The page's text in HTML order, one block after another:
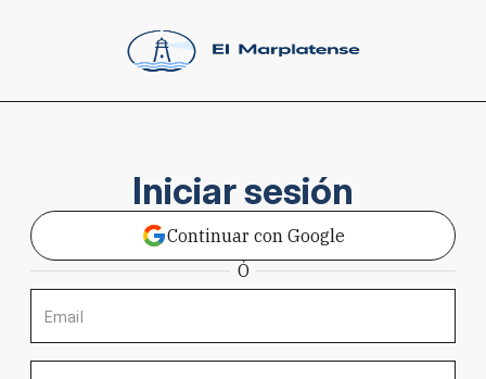
Iniciar sesión
Continuar con Google
Ó
Email